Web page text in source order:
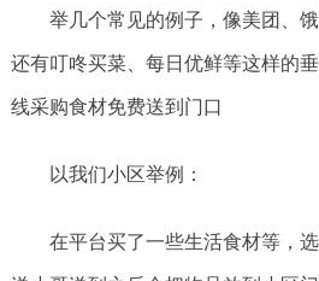
举几个常见的例子，像美团、
还有叮咚买菜、每日优鲜等这样的
线采购食材免费送到门口
以我们小区举例：
在平台买了一些生活食材等，